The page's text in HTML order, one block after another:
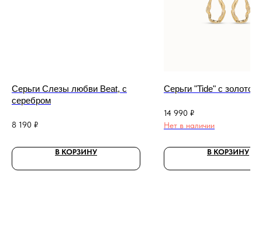
Серьги Слезы любви Beat, с
серебром
8 190 ₽
В КОРЗИНУ
Серьги "Tide" с золотом
14 990 ₽
Нет в наличии
В КОРЗИНУ